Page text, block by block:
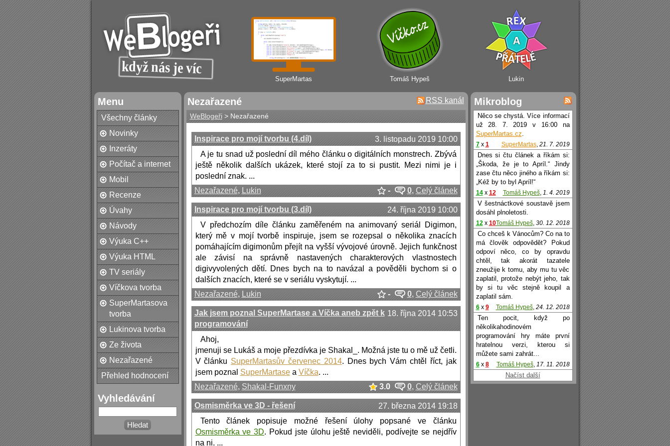
Lukin
Tomáš Hypeš
SuperMartas
Menu
Všechny články
Novinky
Inzeráty
Počítač a internet
Mobil
Recenze
Úvahy
Návody
Výuka C++
Výuka HTML
TV seriály
Víčkova tvorba
SuperMartasova
tvorba
Lukinova tvorba
Ze života
Nezařazené
Přehled hodnocení
Vyhledávání
RSS kanál
Nezařazené
WeBlogeři > Nezařazené
3. listopadu 2019 10:00
Inspirace pro mojí tvorbu (4.díl)
A je tu snad už poslední díl mého článku o digitálních monstrech. Zbývá
ještě několik dalších ukázek, které stojí za to si pustit. Mezi nimi je i
poslední znak. ...
-
0, Celý článek
Nezařazené, Lukin
24. října 2019 10:00
Inspirace pro mojí tvorbu (3.díl)
V předchozím díle článku zaměřeném na animovaný seriál Digimon,
který mě v mojí tvorbě inspiruje, jsem se rozepsal o několika znacích
pomáhajícím digimonům přejít na vyšší vývojové úrovně. Jejich funkčnost
ale závisí na správně nastavených charakterových vlastnostech
digivyvolených dětí. Dnes bych na to navázal a pověděli bychom si o
dalších znacích, které se v seriálu vyskytují. ...
-
0, Celý článek
Nezařazené, Lukin
18. října 2014 10:53
Jak jsem poznal SuperMartase a Víčka aneb zpět k
programování
Ahoj,
jmenuji se Lukáš a moje přezdívka je Shakal_. Možná jste tu o mě už četli.
V článku SuperMartasův červenec 2014. Dnes bych Vám chtěl říct, jak
jsem poznal SuperMartasea Víčka. ...
3.0
0, Celý článek
Nezařazené, Shakal-Funxny
27. března 2014 19:18
Osmisměrka ve 3D - řešení
Tento článek popisuje možné řešení úlohy popsané ve článku
Osmisměrka ve 3D. Pokud jste úlohu ještě neviděli, podívejte se nejdřív
na ni. ...
Mikroblog
Něco se chystá. Více informací
už 28. 7. 2019 v 16:00 na
SuperMartas.cz.
7x 1 SuperMartas, 21. 7. 2019
Dnes si čtu článek a říkám si:
„Škoda, že je to Apríl.“ Jindy
zase čtu něco jiného a říkám si:
„Kéž by to byl Apríl!“
14x 12 Tomáš Hypeš, 1. 4. 2019
V šestnáctkové soustavě jsem
dosáhl plnoletosti.
12x 10Tomáš Hypeš, 30. 12. 2018
Co chceš k Vánocům? Co na to
má člověk odpovědět? Pokud
odpoví něco, co by opravdu
chtěl, tak akorát tazatele
zneužije k tomu, aby mu tu věc
zaplatil, protože nebýt jeho, tak
by si tu věc stejně koupil a
zaplatil sám.
6x 9 Tomáš Hypeš, 24. 12. 2018
Ten pocit, když po
několikahodinovém
programování hry máte první
hratelnou verzi, kterou si
můžete sami zahrát...
6x 8 Tomáš Hypeš, 17. 11. 2018
Načíst další